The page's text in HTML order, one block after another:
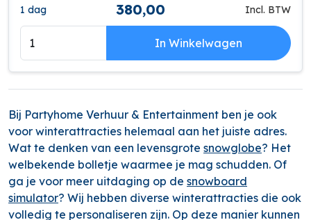
1 dag 380,00 Incl. BTW
In Winkelwagen
Bij Partyhome Verhuur & Entertainment ben je ook
voor winterattracties helemaal aan het juiste adres.
Wat te denken van een levensgrote snowglobe? Het
welbekende bolletje waarmee je mag schudden. Of
ga je voor meer uitdaging op de snowboard
simulator? Wij hebben diverse winterattracties die ook
volledig te personaliseren zijn. Op deze manier kunnen